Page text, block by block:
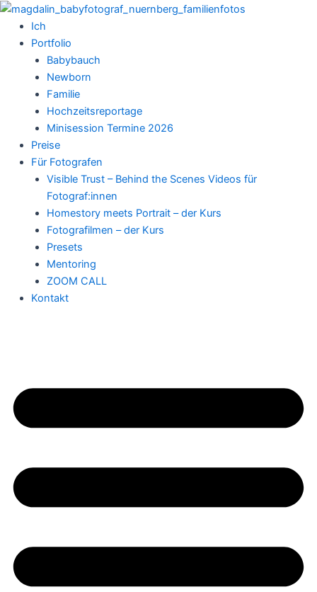
Zum
Inhalt
springen
Ich
Portfolio
Babybauch
Newborn
Familie
Hochzeitsreportage
Minisession Termine 2026
Preise
Für Fotografen
Visible Trust – Behind the Scenes Videos für
Fotograf:innen
Homestory meets Portrait – der Kurs
Fotografilmen – der Kurs
Presets
Mentoring
ZOOM CALL
Kontakt